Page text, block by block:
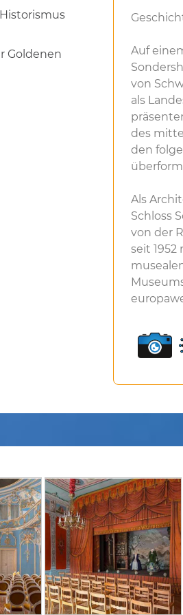
Goldenen
Auf
von
als
des
den
Als
Schloss
von der
seit